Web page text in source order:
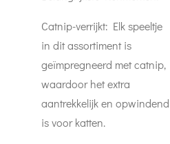
Catnip-verrijkt: Elk speeltje
in dit assortiment is
geïmpregneerd met catnip,
waardoor het extra
aantrekkelijk en opwindend
is voor katten.